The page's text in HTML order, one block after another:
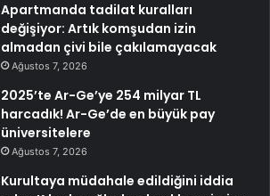
Apartmanda tadilat kuralları
değişiyor: Artık komşudan izin
almadan çivi bile çakılamayacak
Ağustos 7, 2026
2025’te Ar-Ge’ye 254 milyar TL
harcadık! Ar-Ge’de en büyük pay
üniversitelere
Ağustos 7, 2026
Kurultaya müdahale edildiğini iddia